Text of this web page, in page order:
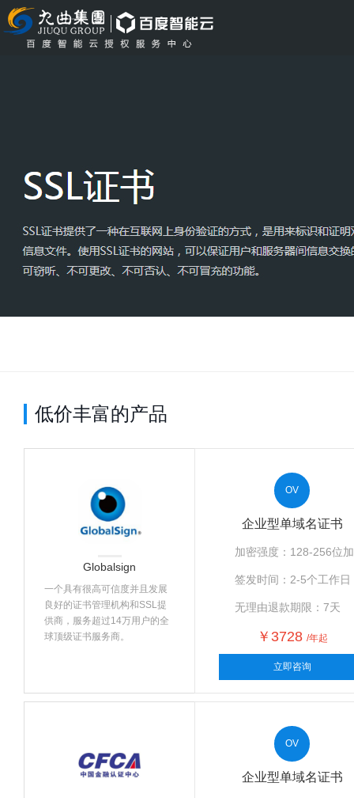
低价丰富的产品
Globalsign
一个具有很高可信度并且发展
良好的证书管理机构和SSL提
供商，服务超过14万用户的全
球顶级证书服务商。
OV
企业型单域名证书
加密强度：128-256位
签发时间：2-5个工作日
无理由退款期限：7天
￥3728 /年起
立即咨询
OV
企业型单域名证书